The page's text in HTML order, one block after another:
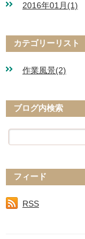
2016年01月(1)
カテゴリーリスト
作業風景(2)
ブログ内検索
フィード
RSS